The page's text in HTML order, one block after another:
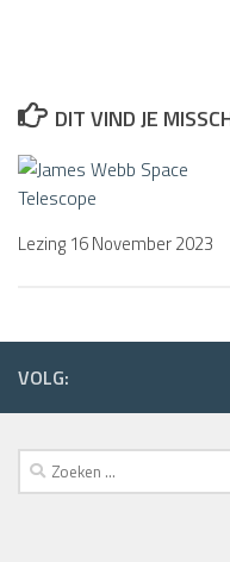
DIT VIND JE
Lezing 16 November 2023
VOLG:
Zoeken
naar: